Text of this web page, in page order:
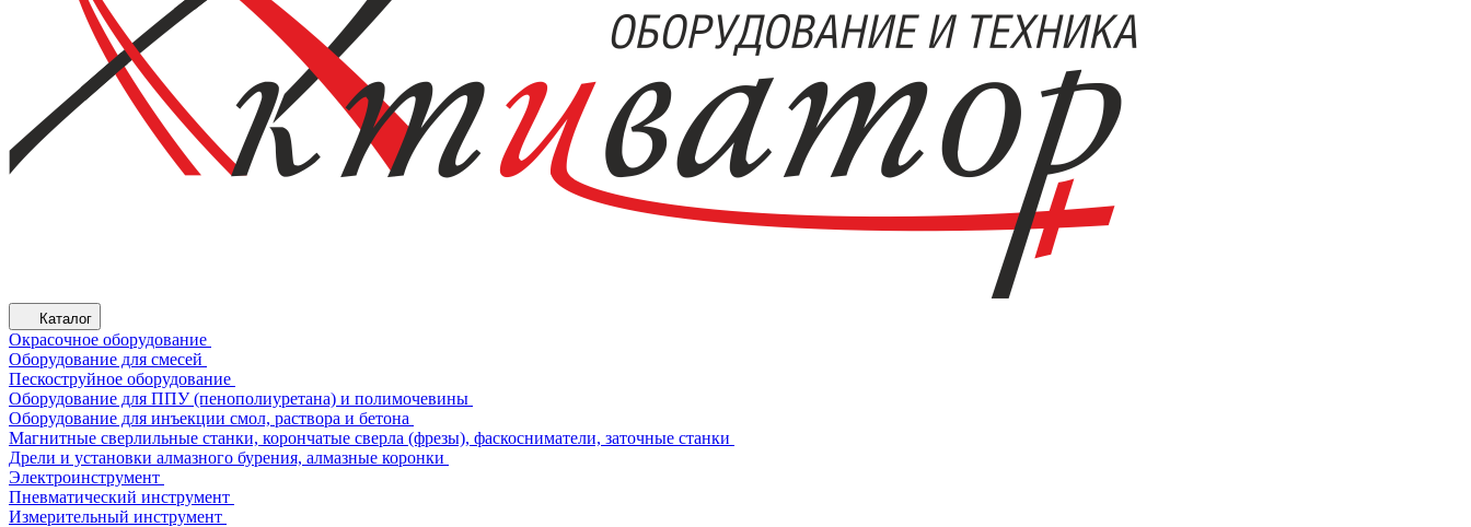
Каталог
Окрасочное оборудование
Оборудование для смесей
Пескоструйное оборудование
Оборудование для ППУ (пенополиуретана) и полимочевины
Оборудование для инъекции смол, раствора и бетона
Магнитные сверлильные станки, корончатые сверла (фрезы), фаскосниматели, заточные станки
Дрели и установки алмазного бурения, алмазные коронки
Электроинструмент
Пневматический инструмент
Измерительный инструмент